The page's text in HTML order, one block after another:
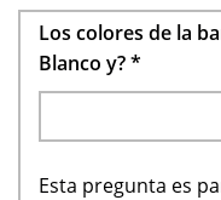
Los colores de la
Blanco y?*
Esta pregunta es